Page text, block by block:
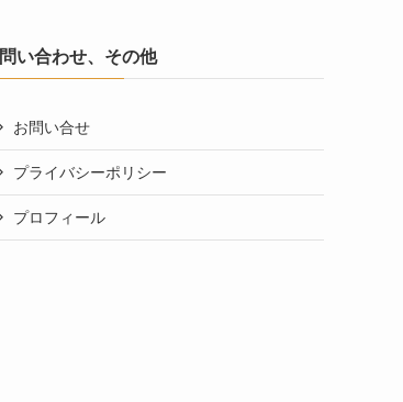
問い合わせ、その他
お問い合せ
プライバシーポリシー
プロフィール